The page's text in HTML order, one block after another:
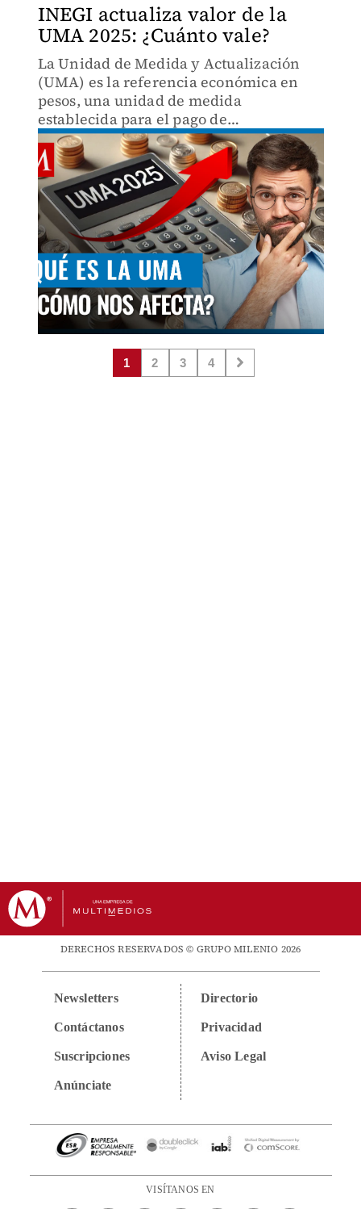
INEGI actualiza valor de la
UMA 2025: ¿Cuánto vale?
La Unidad de Medida y Actualización
(UMA) es la referencia económica en
pesos, una unidad de medida
establecida para el pago de
obligaciones.
1 2 3 4
DERECHOS RESERVADOS © GRUPO MILENIO 2026
Newsletters
Contáctanos
Suscripciones
Anúnciate
Directorio
Privacidad
Aviso Legal
VISÍTANOS EN